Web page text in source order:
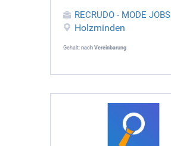
RECRUDO - MODE JOBS
Holzminden
Gehalt: nach Vereinbarung